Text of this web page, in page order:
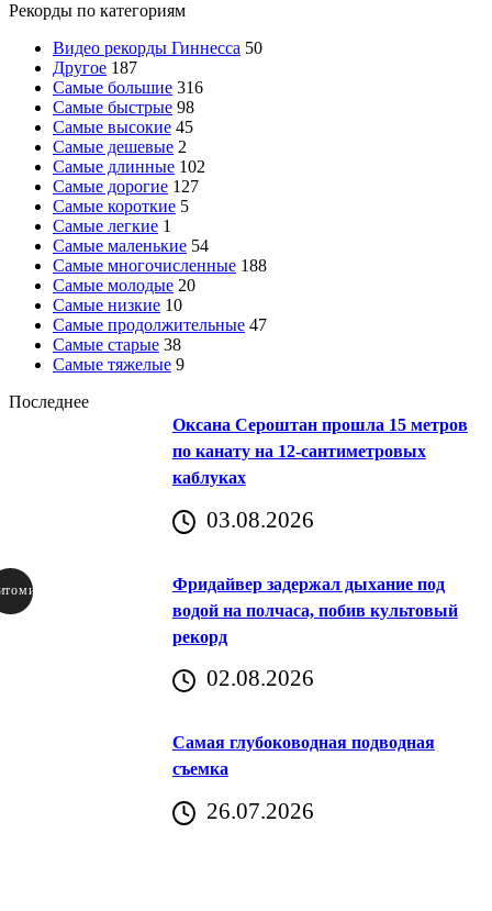
Рекорды по категориям
Видео рекорды Гиннесса 50
Другое 187
Самые большие 316
Самые быстрые 98
Самые высокие 45
Самые дешевые 2
Самые длинные 102
Самые дорогие 127
Самые короткие 5
Самые легкие 1
Самые маленькие 54
Самые многочисленные 188
Самые молодые 20
Самые низкие 10
Самые продолжительные 47
Самые старые 38
Самые тяжелые 9
Последнее
Оксана Сероштан прошла 15 метров
по канату на 12-сантиметровых
каблуках
03.08.2026
Фридайвер задержал дыхание под
водой на полчаса, побив культовый
рекорд
02.08.2026
Самая глубоководная подводная
съемка
26.07.2026